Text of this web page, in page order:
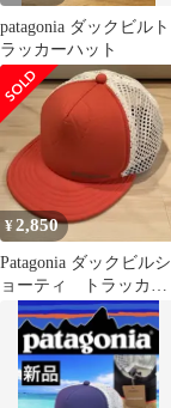
patagonia ダックビルト
ラッカーハット
¥2,850
Patagonia ダックビルシ
ョーティ トラッカー
ハット